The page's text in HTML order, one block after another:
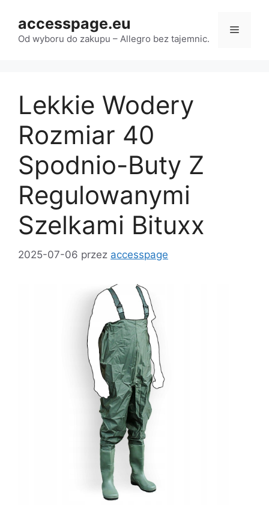
treści
accesspage.eu
Od wyboru do zakupu – Allegro bez tajemnic.
Menu
Lekkie Wodery
Rozmiar 40
Spodnio-Buty Z
Regulowanymi
Szelkami Bituxx
2025-07-06 przez accesspage